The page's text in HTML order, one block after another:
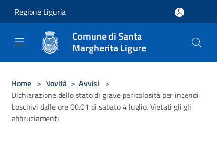
Regione Liguria
Comune di Santa
Margherita Ligure
Home > Novità > Avvisi >
Dichiarazione dello stato di grave pericolosità per incendi
boschivi dalle ore 00.01 di sabato 4 luglio. Vietati gli gli
abbruciamenti